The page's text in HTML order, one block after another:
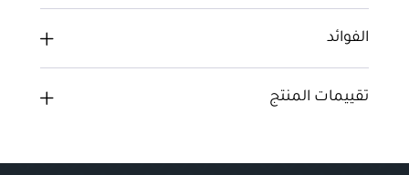
الفوائد
تقييمات المنتج